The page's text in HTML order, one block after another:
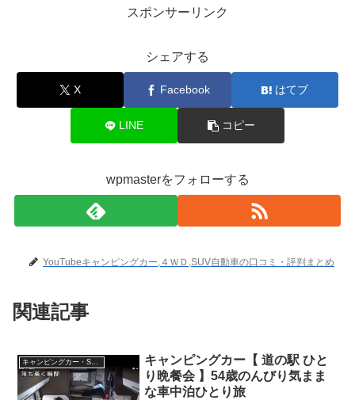
スポンサーリンク
シェアする
X Facebook はてブ
LINE コピー
wpmasterをフォローする
YouTubeキャンピングカー,４ＷＤ,SUV自動車の口コミ・評判まとめ
関連記事
キャンピングカー・SUV人気車種
キャンピングカー【 道の駅 ひと
り晩餐会 】54歳のんびり気まま
な車中泊ひとり旅